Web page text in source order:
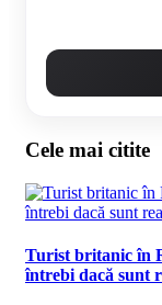
Cele mai citite
Turist britanic în
întrebi dacă sunt